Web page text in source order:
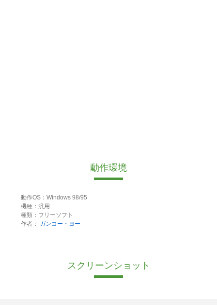
動作環境
動作OS：Windows 98/95
機種：汎用
種類：フリーソフト
作者：
ガンコー・ヨー
スクリーンショット